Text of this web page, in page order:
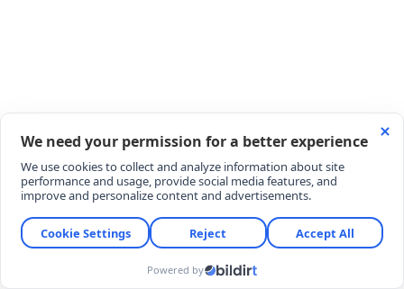
Yaz mevsiminin en nazlı ve lezzetli meyvelerinden
ahududu (frambuaz), reçel kavanozlarında yerini
almaya başladı. Yapısı gereği oldukça hassas olan
bu özel meyveyi pişirirken formunu korumak ve